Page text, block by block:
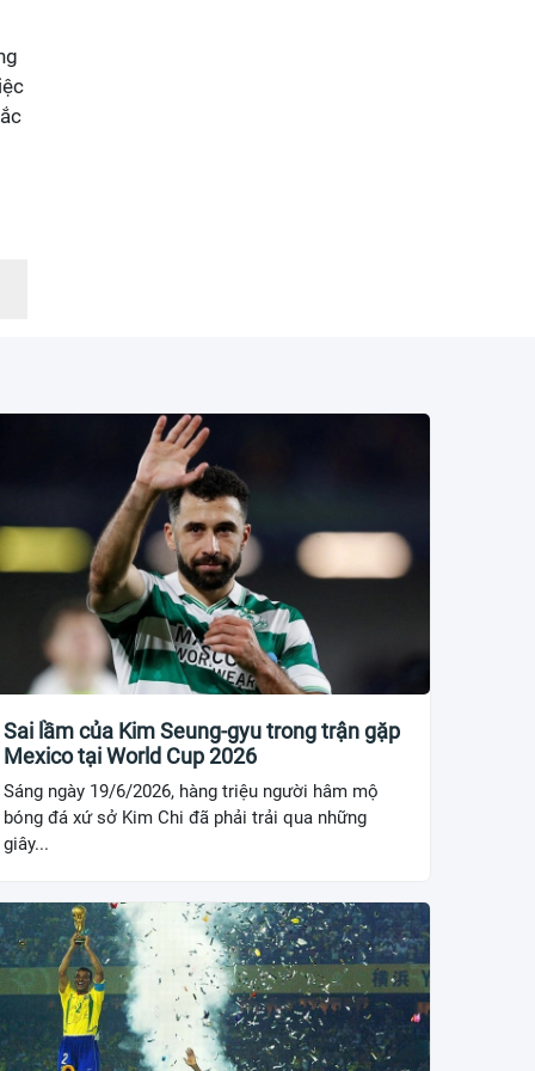
Sai lầm của Kim Seung-gyu trong trận gặp
Mexico tại World Cup 2026
Sáng ngày 19/6/2026, hàng triệu người hâm mộ
bóng đá xứ sở Kim Chi đã phải trải qua những
giây...